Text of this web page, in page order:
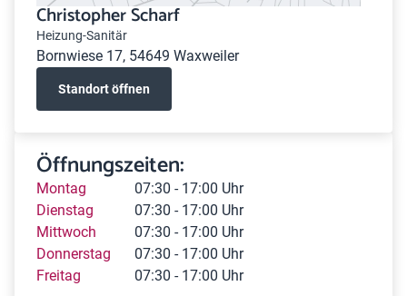
Christopher Scharf
Heizung-Sanitär
Bornwiese 17, 54649 Waxweiler
Standort öffnen
Öffnungszeiten:
Montag
07:30 - 17:00 Uhr
Dienstag
07:30 - 17:00 Uhr
Mittwoch
07:30 - 17:00 Uhr
Donnerstag
07:30 - 17:00 Uhr
Freitag
07:30 - 17:00 Uhr